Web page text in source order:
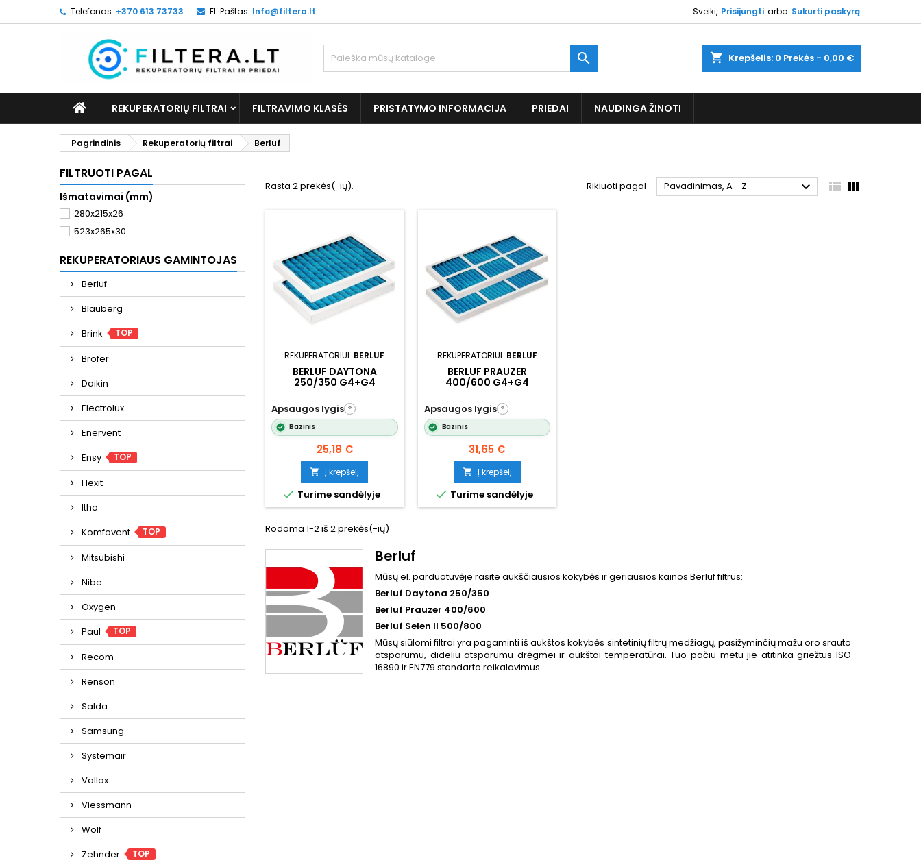
Telefonas: +370 613 73733 El. Paštas: Info@filtera.lt Sveiki, Prisijungti arba Sukurti paskyrą
shopping_cart Krepšelis: 0 Prekės - 0,00 €

REKUPERATORIŲ FILTRAI FILTRAVIMO KLASĖS PRISTATYMO INFORMACIJA PRIEDAI NAUDINGA ŽINOTI
Pagrindinis Rekuperatorių filtrai Berluf
FILTRUOTI PAGAL
Išmatavimai (mm)
280x215x26
523x265x30
REKUPERATORIAUS GAMINTOJAS
Berluf
Blauberg
Brink
TOP
Brofer
Daikin
Electrolux
Enervent
Ensy
TOP
Flexit
Itho
Komfovent
TOP
Mitsubishi
Nibe
Oxygen
Paul
TOP
Recom
Renson
Salda
Samsung
Systemair
Vallox
Viessmann
Wolf
Zehnder
TOP
Rasta 2 prekės(-ių). Rikiuoti pagal Pavadinimas, A - Z   
REKUPERATORIUI: BERLUF
BERLUF DAYTONA
250/350 G4+G4
Apsaugos lygis ?
Bazinis
Kaina
25,18 €
 Į krepšelį
 Turime sandėlyje
REKUPERATORIUI: BERLUF
BERLUF PRAUZER
400/600 G4+G4
Apsaugos lygis ?
Bazinis
Kaina
31,65 €
 Į krepšelį
 Turime sandėlyje
Rodoma 1-2 iš 2 prekės(-ių)
Berluf
Mūsų el. parduotuvėje rasite aukščiausios kokybės ir geriausios kainos Berluf filtrus:
Berluf Daytona 250/350
Berluf Prauzer 400/600
Berluf Selen II 500/800
Mūsų siūlomi filtrai yra pagaminti iš aukštos kokybės sintetinių filtrų medžiagų, pasižyminčių mažu oro srauto
atsparumu, dideliu atsparumu drėgmei ir aukštai temperatūrai. Tuo pačiu metu jie atitinka griežtus ISO
16890 ir EN779 standarto reikalavimus.